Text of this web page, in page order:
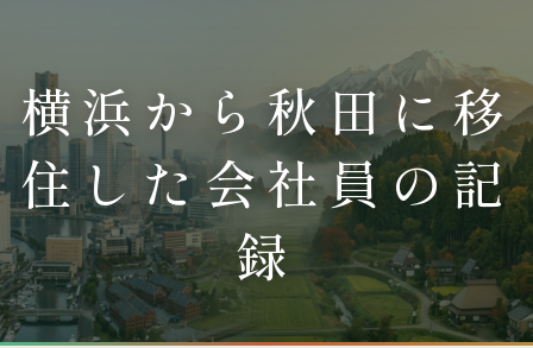
横浜から秋田に移
住した会社員の記
録